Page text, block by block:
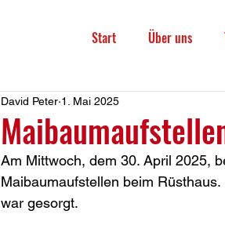
Start Über uns
David Peter 1. Mai 2025
Am Mittwoch, dem 30. April 2025,
Maibaumaufstellen beim
war gesorgt.